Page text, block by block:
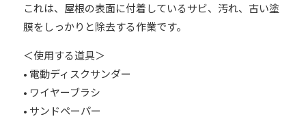
これは、屋根の表面に付着しているサビ、汚れ、古い塗
膜をしっかりと除去する作業です。
＜使用する道具＞
• 電動ディスクサンダー
• ワイヤーブラシ
• サンドペーパー